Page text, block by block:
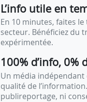
L’info utile en
En 10 minutes, faites
secteur. Bénéficiez du
expérimentée.
100% d’info, 0%
Un média
qualité de
publireportage, ni